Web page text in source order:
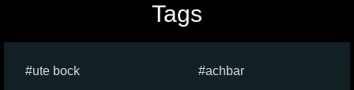
Tags
ute bock
achbar